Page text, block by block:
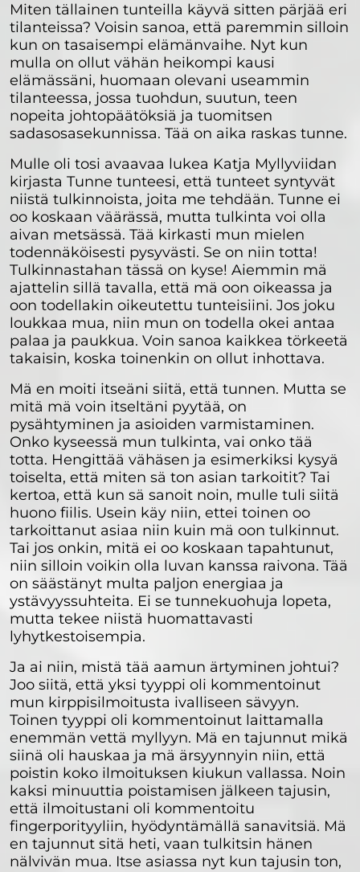
Miten tällainen tunteilla käyvä sitten pärjää eri
tilanteissa? Voisin sanoa, että paremmin silloin
kun on tasaisempi elämänvaihe. Nyt kun
mulla on ollut vähän heikompi kausi
elämässäni, huomaan olevani useammin
tilanteessa, jossa tuohdun, suutun, teen
nopeita johtopäätöksiä ja tuomitsen
sadasosasekunnissa. Tää on aika raskas tunne.
Mulle oli tosi avaavaa lukea Katja Myllyviidan
kirjasta Tunne tunteesi, että tunteet syntyvät
niistä tulkinnoista, joita me tehdään. Tunne ei
oo koskaan väärässä, mutta tulkinta voi olla
aivan metsässä. Tää kirkasti mun mielen
todennäköisesti pysyvästi. Se on niin totta!
Tulkinnastahan tässä on kyse! Aiemmin mä
ajattelin sillä tavalla, että mä oon oikeassa ja
oon todellakin oikeutettu tunteisiini. Jos joku
loukkaa mua, niin mun on todella okei antaa
palaa ja paukkua. Voin sanoa kaikkea törkeetä
takaisin, koska toinenkin on ollut inhottava.
Mä en moiti itseäni siitä, että tunnen. Mutta se
mitä mä voin itseltäni pyytää, on
pysähtyminen ja asioiden varmistaminen.
Onko kyseessä mun tulkinta, vai onko tää
totta. Hengittää vähäsen ja esimerkiksi kysyä
toiselta, että miten sä ton asian tarkoitit? Tai
kertoa, että kun sä sanoit noin, mulle tuli siitä
huono fiilis. Usein käy niin, ettei toinen oo
tarkoittanut asiaa niin kuin mä oon tulkinnut.
Tai jos onkin, mitä ei oo koskaan tapahtunut,
niin silloin voikin olla luvan kanssa raivona. Tää
on säästänyt multa paljon energiaa ja
ystävyyssuhteita. Ei se tunnekuohuja lopeta,
mutta tekee niistä huomattavasti
lyhytkestoisempia.
Ja ai niin, mistä tää aamun ärtyminen johtui?
Joo siitä, että yksi tyyppi oli kommentoinut
mun kirppisilmoitusta ivalliseen sävyyn.
Toinen tyyppi oli kommentoinut laittamalla
enemmän vettä myllyyn. Mä en tajunnut mikä
siinä oli hauskaa ja mä ärsyynnyin niin, että
poistin koko ilmoituksen kiukun vallassa. Noin
kaksi minuuttia poistamisen jälkeen tajusin,
että ilmoitustani oli kommentoitu
fingerporityyliin, hyödyntämällä sanavitsiä. Mä
en tajunnut sitä heti, vaan tulkitsin hänen
nälvivän mua. Itse asiassa nyt kun tajusin ton,